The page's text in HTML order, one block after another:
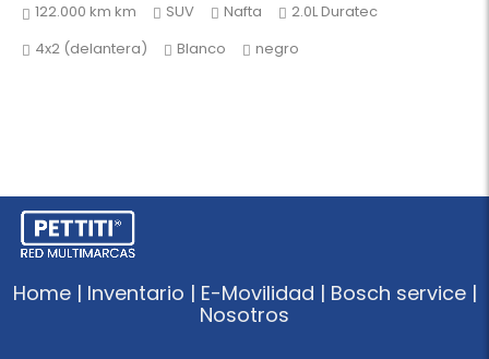
122.000 km km
SUV Nafta
2.0L Duratec
4x2 (delantera)
Blanco negro
Home | Inventario | E-Movilidad | Bosch service |
Nosotros